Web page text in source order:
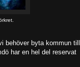
behöver byta kommun till
har en hel del reservat